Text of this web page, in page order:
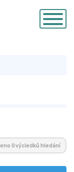
Přepnout
navigaci
0 výsledků hledání